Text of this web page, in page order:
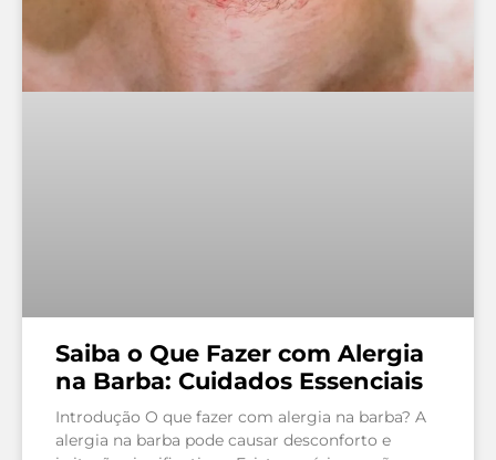
Saiba o Que Fazer com Alergia
na Barba: Cuidados Essenciais
Introdução O que fazer com alergia na barba? A
alergia na barba pode causar desconforto e